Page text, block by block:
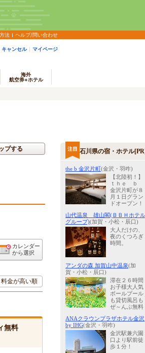
法 ヘルプ/問い合わせ
キャンセル マイページ
海外
航空券+ホテル
プする
カレンダー
から選択
料金が高い順
無料
石川県の宿・ホテル
the b 金沢片町 (金沢・羽咋)
【北陸初！】
ｔｈｅ ｂ
金沢片町が８
月１日グラン
ドオープン！
山代温泉 雄山閣(ＢＢＨホテル
グループ)(加賀・小松・辰口)
大人だけの、
夜のくつろぎ
時間。
アンダの森 加賀山中温泉(加
賀・小松・辰口)
滞在２６時間
お子様大人気
ボールプール
も貸切風呂も
ぜ～んぶ無料
ANAクラウンプラザホテル金沢
by IHG(金沢・羽咋)
金沢駅兼六園
口より駅前徒
歩１分！